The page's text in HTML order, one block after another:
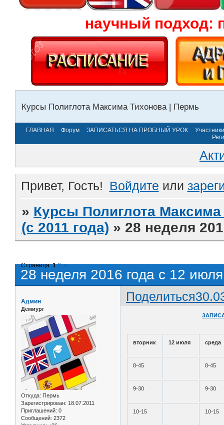
научный подход:
Курсы Полиглота Максима Тихонова | Пермь
ГЛАВНАЯ Форум ЗАПИСАТЬСЯ НА ПРОБНЫЙ УРОК
Участники
Привет, Гость! Войдите или
» Курсы Полиглота
(с 2011 года) » 28 неделя
28 неделя 2016 года с 12
Страница:1 2 »
Поделиться
Админ
Демиург
Откуда: Пермь
Зарегистрирован: 18.07.2011
Приглашений: 0
Сообщений: 2372
вторник 12 июля среда
8-45 8-45
9-30 9-30
10-15 10-15